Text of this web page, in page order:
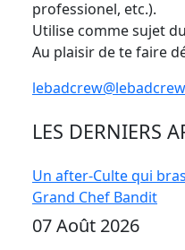
professionel, etc.).
Utilise comme sujet
Au plaisir de te faire
LES DERNIERS
Un after-Culte qui
Grand Chef Bandit
07 Août 2026